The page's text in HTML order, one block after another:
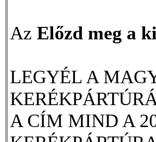
Az Előzd meg a
LEGYÉL A
A CÍM MIND A